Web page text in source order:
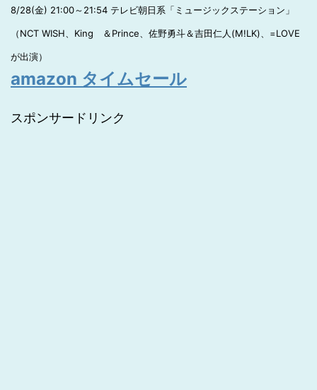
8/28(金) 21:00～21:54 テレビ朝日系「ミュージックステーション」
（NCT WISH、King ＆Prince、佐野勇斗＆吉田仁人(M!LK)、=LOVE
が出演）
amazon タイムセール
スポンサードリンク